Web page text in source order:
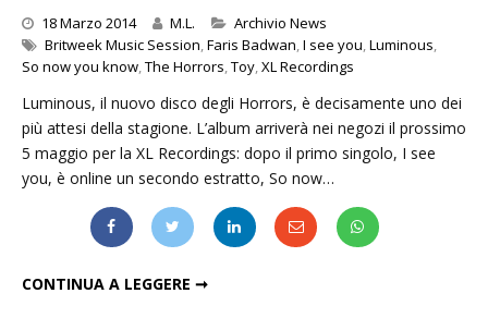
18 Marzo 2014 M.L. Categories
Archivio News
Britweek Music Session,Faris Badwan,I see you,Luminous,
So now you know,The Horrors,Toy,XL Recordings
Luminous, il nuovo disco degli Horrors, è decisamente uno dei
più attesi della stagione. L’album arriverà nei negozi il prossimo
5 maggio per la XL Recordings: dopo il primo singolo, I see
you, è online un secondo estratto, So now…
CONTINUA A LEGGERE ➞